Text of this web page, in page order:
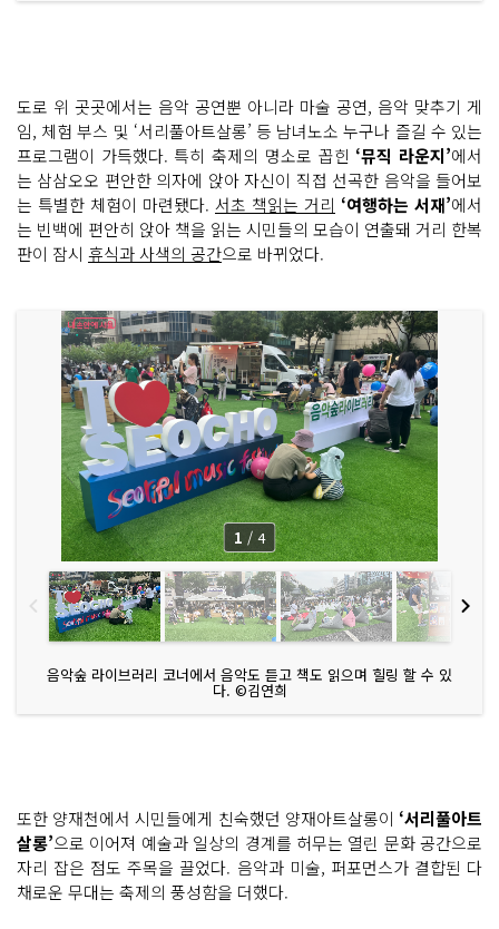
도로 위 곳곳에서는 음악 공연뿐 아니라 마술 공연, 음악 맞추기 게
임, 체험 부스 및 ‘서리풀아트살롱’ 등 남녀노소 누구나 즐길 수 있는
프로그램이 가득했다. 특히 축제의 명소로 꼽힌 ‘뮤직 라운지’에서
는 삼삼오오 편안한 의자에 앉아 자신이 직접 선곡한 음악을 들어보
는 특별한 체험이 마련됐다. 서초 책읽는 거리 ‘여행하는 서재’에서
는 빈백에 편안히 앉아 책을 읽는 시민들의 모습이 연출돼 거리 한복
판이 잠시 휴식과 사색의 공간으로 바뀌었다.
음악숲 라이브러리 코너에서 음악도 듣고 책도 읽으며 힐링 할 수 있
다. ©김연희
1 / 4
또한 양재천에서 시민들에게 친숙했던 양재아트살롱이 ‘서리풀아트
살롱’으로 이어져 예술과 일상의 경계를 허무는 열린 문화 공간으로
자리 잡은 점도 주목을 끌었다. 음악과 미술, 퍼포먼스가 결합된 다
채로운 무대는 축제의 풍성함을 더했다.